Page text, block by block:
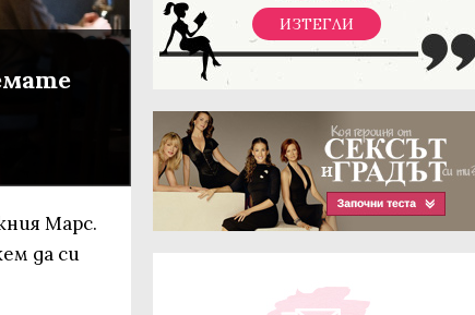
Марс.
да си
ИЗТЕГЛИ